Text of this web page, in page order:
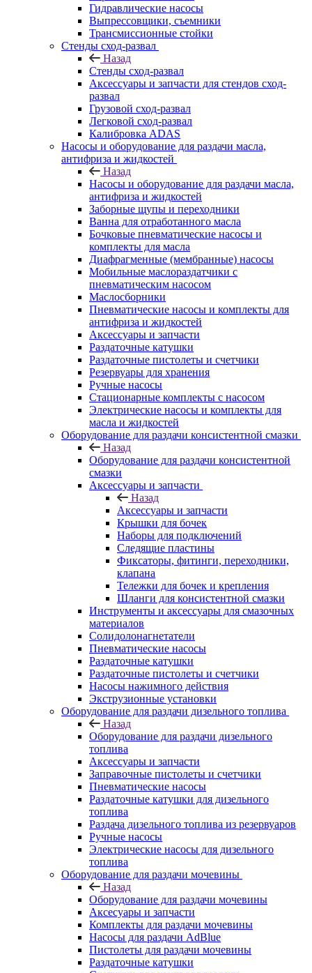
Гидравлические насосы
Выпрессовщики, съемники
Трансмиссионные стойки
Стенды сход-развал
Назад
Стенды сход-развал
Аксессуары и запчасти для стендов сход-
развал
Грузовой сход-развал
Легковой сход-развал
Калибровка ADAS
Насосы и оборудование для раздачи масла,
антифриза и жидкостей
Назад
Насосы и оборудование для раздачи масла,
антифриза и жидкостей
Заборные щупы и переходники
Ванна для отработанного масла
Бочковые пневматические насосы и
комплекты для масла
Диафрагменные (мембранные) насосы
Мобильные маслораздатчики с
пневматическим насосом
Маслосборники
Пневматические насосы и комплекты для
антифриза и жидкостей
Аксессуары и запчасти
Раздаточные катушки
Раздаточные пистолеты и счетчики
Резервуары для хранения
Ручные насосы
Стационарные комплекты с насосом
Электрические насосы и комплекты для
масла и жидкостей
Оборудование для раздачи консистентной смазки
Назад
Оборудование для раздачи консистентной
смазки
Аксессуары и запчасти
Назад
Аксессуары и запчасти
Крышки для бочек
Наборы для подключений
Следящие пластины
Фиксаторы, фитинги, переходники,
клапана
Тележки для бочек и крепления
Шланги для консистентной смазки
Инструменты и аксессуары для смазочных
материалов
Солидолонагнетатели
Пневматические насосы
Раздаточные катушки
Раздаточные пистолеты и счетчики
Насосы нажимного действия
Экструзионные установки
Оборудование для раздачи дизельного топлива
Назад
Оборудование для раздачи дизельного
топлива
Аксессуары и запчасти
Заправочные пистолеты и счетчики
Пневматические насосы
Раздаточные катушки для дизельного
топлива
Раздача дизельного топлива из резервуаров
Ручные насосы
Электрические насосы для дизельного
топлива
Оборудование для раздачи мочевины
Назад
Оборудование для раздачи мочевины
Аксесуары и запчасти
Комплекты для раздачи мочевины
Насосы для раздачи AdBlue
Пистолеты для раздачи мочевины
Раздаточные катушки